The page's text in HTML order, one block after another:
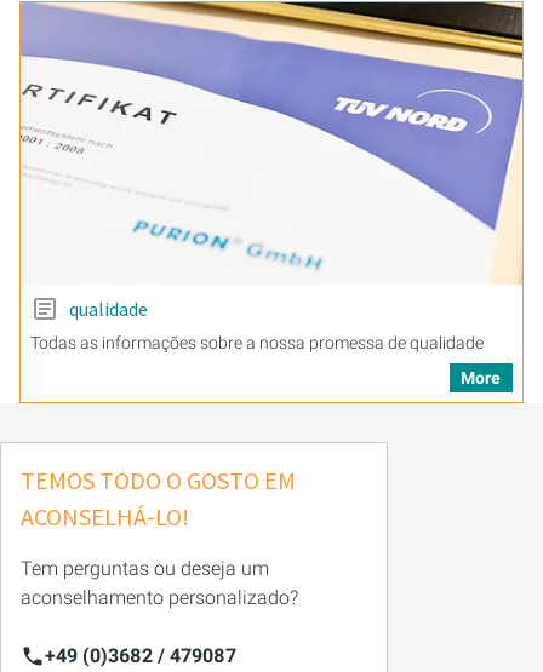
qualidade
Todas as informações sobre a nossa promessa de qualidade
More
TEMOS TODO O GOSTO EM
ACONSELHÁ-LO!
Tem perguntas ou deseja um
aconselhamento personalizado?
+49 (0)3682 / 479087